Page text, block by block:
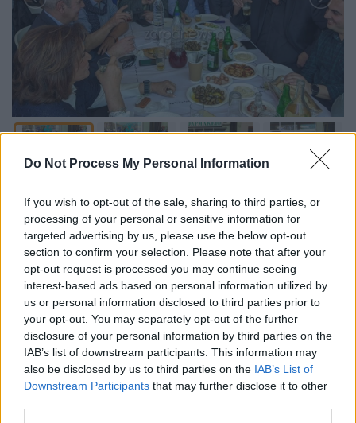
Do Not Process My Personal Information
If you wish to opt-out of the sale, sharing to third parties, or
processing of your personal or sensitive information for
targeted advertising by us, please use the below opt-out
section to confirm your selection. Please note that after your
opt-out request is processed you may continue seeing
interest-based ads based on personal information utilized by
us or personal information disclosed to third parties prior to
your opt-out. You may separately opt-out of the further
disclosure of your personal information by third parties on the
IAB’s list of downstream participants. This information may
also be disclosed by us to third parties on the IAB’s List of
Downstream Participants that may further disclose it to other
Στοίδιο τραπέζιέκατσανΝτόρα
Μπακογιάννηκαι...Παύλος Πολάκης,
στο παραδοσιακό παζάρι στις Βουκολιές στα
Χανιά!
Οι δύοτσούγκρισαν τα ποτήρια τουςκαι
ευχήθηκαν για το Πάσχα, όπως φαίνεται και
στις φωτογραφίες που δημοσιεύει το
zarpanews.gr.